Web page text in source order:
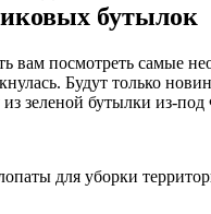
бутылок
вам посмотреть самые
Будут только
из зеленой бутылки из-
для уборки